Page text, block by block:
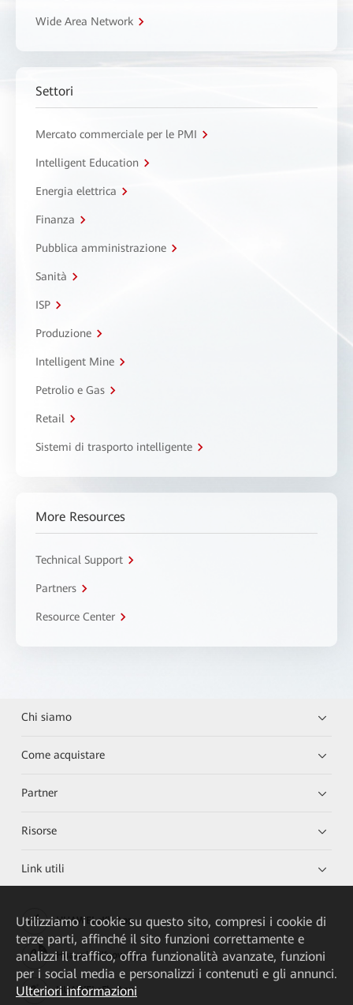
Wide Area Network
Settori
Mercato commerciale per le PMI
Intelligent Education
Energia elettrica
Finanza
Pubblica amministrazione
Sanità
ISP
Produzione
Intelligent Mine
Petrolio e Gas
Retail
Sistemi di trasporto intelligente
More Resources
Technical Support
Partners
Resource Center
Chi siamo
Come acquistare
Partner
Risorse
Link utili
HUAWEI eKit App
Huawei HiKnow App
HUAWEI eFly App
Utilizziamo i cookie su questo sito, compresi i cookie di
terze parti, affinché il sito funzioni correttamente e
analizzi il traffico, offra funzionalità avanzate, funzioni
per i social media e personalizzi i contenuti e gli annunci.
Ulteriori informazioni